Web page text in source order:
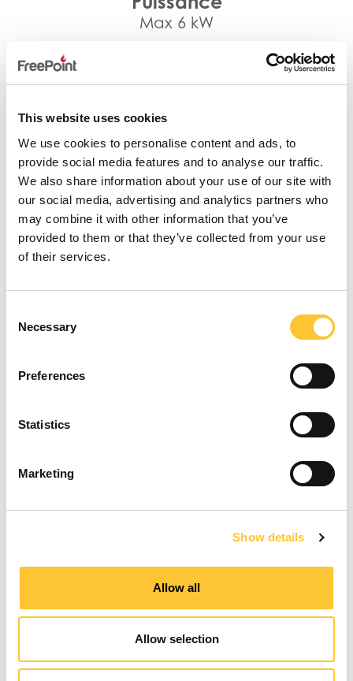
This website uses cookies
We use cookies to personalise content and ads, to
provide social media features and to analyse our traffic.
We also share information about your use of our site with
our social media, advertising and analytics partners who
may combine it with other information that you’ve
provided to them or that they’ve collected from your use
of their services.
Selection
Necessary
Preferences
Statistics
Marketing
Show details
Allow all
Allow selection
Max 6 kW
Rendement thermique
Min 91 %
Max 90 %